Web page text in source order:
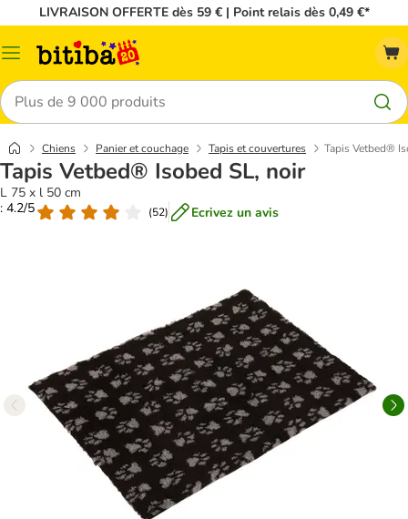
LIVRAISON OFFERTE dès 59 € | Point relais dès 0,49 €*
Menu
Rechercher
Chiens Panier et couchage Tapis et couvertures Tapis Vetbed®
Tapis Vetbed® Isobed SL, noir
L 75 x l 50 cm
: 4.2/5
(52) Ecrivez un avis